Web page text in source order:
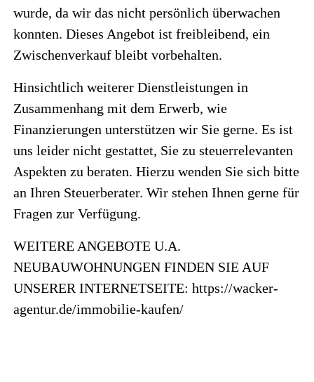
wurde, da wir das nicht persönlich überwachen
konnten. Dieses Angebot ist freibleibend, ein
Zwischenverkauf bleibt vorbehalten.
Hinsichtlich weiterer Dienstleistungen in
Zusammenhang mit dem Erwerb, wie
Finanzierungen unterstützen wir Sie gerne. Es ist
uns leider nicht gestattet, Sie zu steuerrelevanten
Aspekten zu beraten. Hierzu wenden Sie sich bitte
an Ihren Steuerberater. Wir stehen Ihnen gerne für
Fragen zur Verfügung.
WEITERE ANGEBOTE U.A.
NEUBAUWOHNUNGEN FINDEN SIE AUF
UNSERER INTERNETSEITE: https://wacker-
agentur.de/immobilie-kaufen/